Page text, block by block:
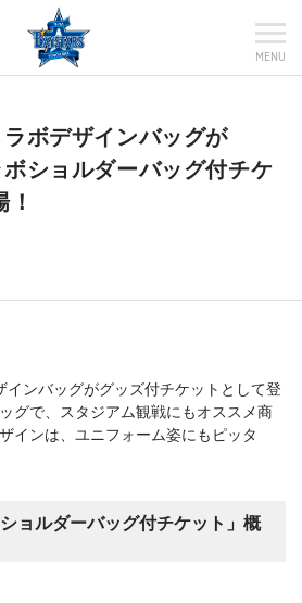
MENU
ボデザインバッグが
ボショルダーバッグ付チケ
インバッグがグッズ付チケットとして登
グで、スタジアム観戦にもオススメ商
インは、ユニフォーム姿にもピッタ
ョルダーバッグ付チケット」概